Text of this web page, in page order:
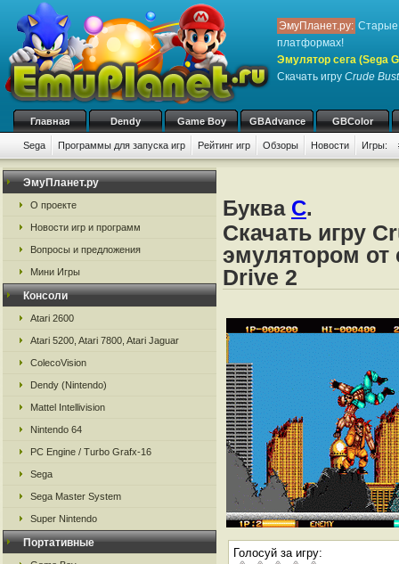
ЭмуПланет.ру: Старые
платформах!
Эмулятор сега (Sega
Скачать игру Crude
Главная Dendy Game Boy GBAdvance GBColor
Sega Программы для запуска игр Рейтинг игр Обзоры Новости Игры:
ЭмуПланет.ру
О проекте
Новости игр и программ
Вопросы и предложения
Мини Игры
Консоли
Atari 2600
Atari 5200, Atari 7800, Atari Jaguar
ColecoVision
Dendy (Nintendo)
Mattel Intellivision
Nintendo 64
PC Engine / Turbo Grafx-16
Sega
Sega Master System
Super Nintendo
Портативные
Буква C.
Скачать игру
эмулятором от
Drive 2
Голосуй за игру: